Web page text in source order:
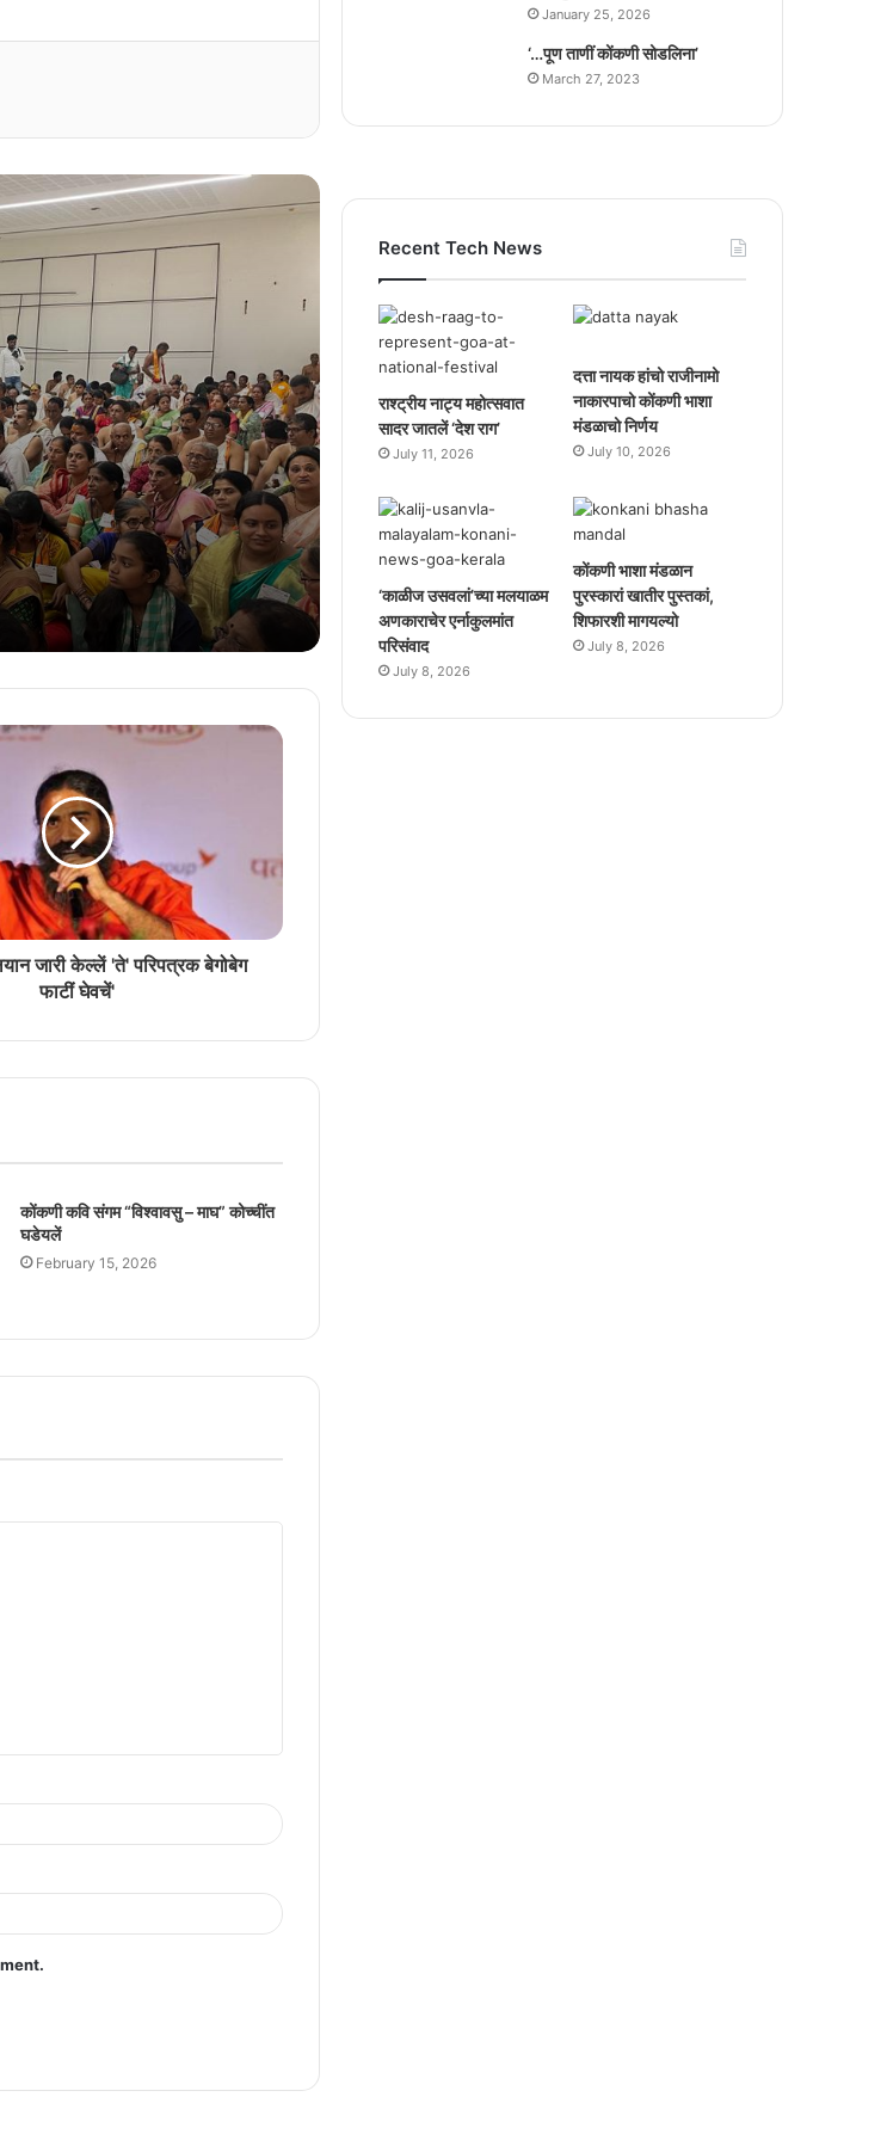
ताणीं कोंकणी सोडलिना’
शिद्धीविनायक सभाघरांत कोंकणी
कार्यक्रम उमेदीन
कोंकणी अन्न महोत्सवाक बरों प्रतिसाद
स्वामीजीचे चातूरमास वृत मांगळूरांत जुलै
तारखेक सुरू
घडयलें कोंकणी साक्षरताय शिबीर
भारतीय कोंकणी परिशदेचे वतीन कोचींत
संम्मेळन
भास सांगून दिवचें, ती पिळगी पिळग्यां मेरेन
जारी केल्लें 'ते' परिपत्रक बेगोबेग
फाटीं घेवचें'
कोंकणी कवि संगम “विश्वावसु – माघ” कोच्चींत
घडेयलें
February 15, 2026
January 25, 2026
‘…पूण ताणीं कोंकणी सोडलिना’
March 27, 2023
Recent Tech News
राश्ट्रीय नाट्य महोत्सवात
सादर जातलें ‘देश राग’
July 11, 2026
दत्ता नायक हांचो राजीनामो
नाकारपाचो कोंकणी भाशा
मंडळाचो निर्णय
July 10, 2026
‘काळीज उसवलां’च्या मलयाळम
अणकाराचेर एर्नाकुलमांत
परिसंवाद
July 8, 2026
कोंकणी भाशा मंडळान
पुरस्कारां खातीर पुस्तकां,
शिफारशी मागयल्यो
July 8, 2026